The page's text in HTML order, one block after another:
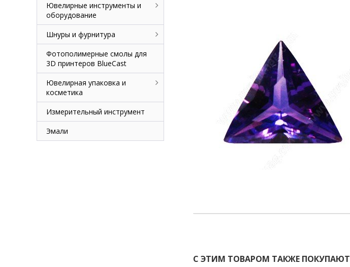
С ЭТИМ ТОВАРОМ ТАКЖЕ ПОКУПАЮТ
Ювелирные инструменты и
оборудование
Шнуры и фурнитура
Фотополимерные смолы для
3D принтеров BlueCast
Ювелирная упаковка и
косметика
Измерительный инструмент
Эмали